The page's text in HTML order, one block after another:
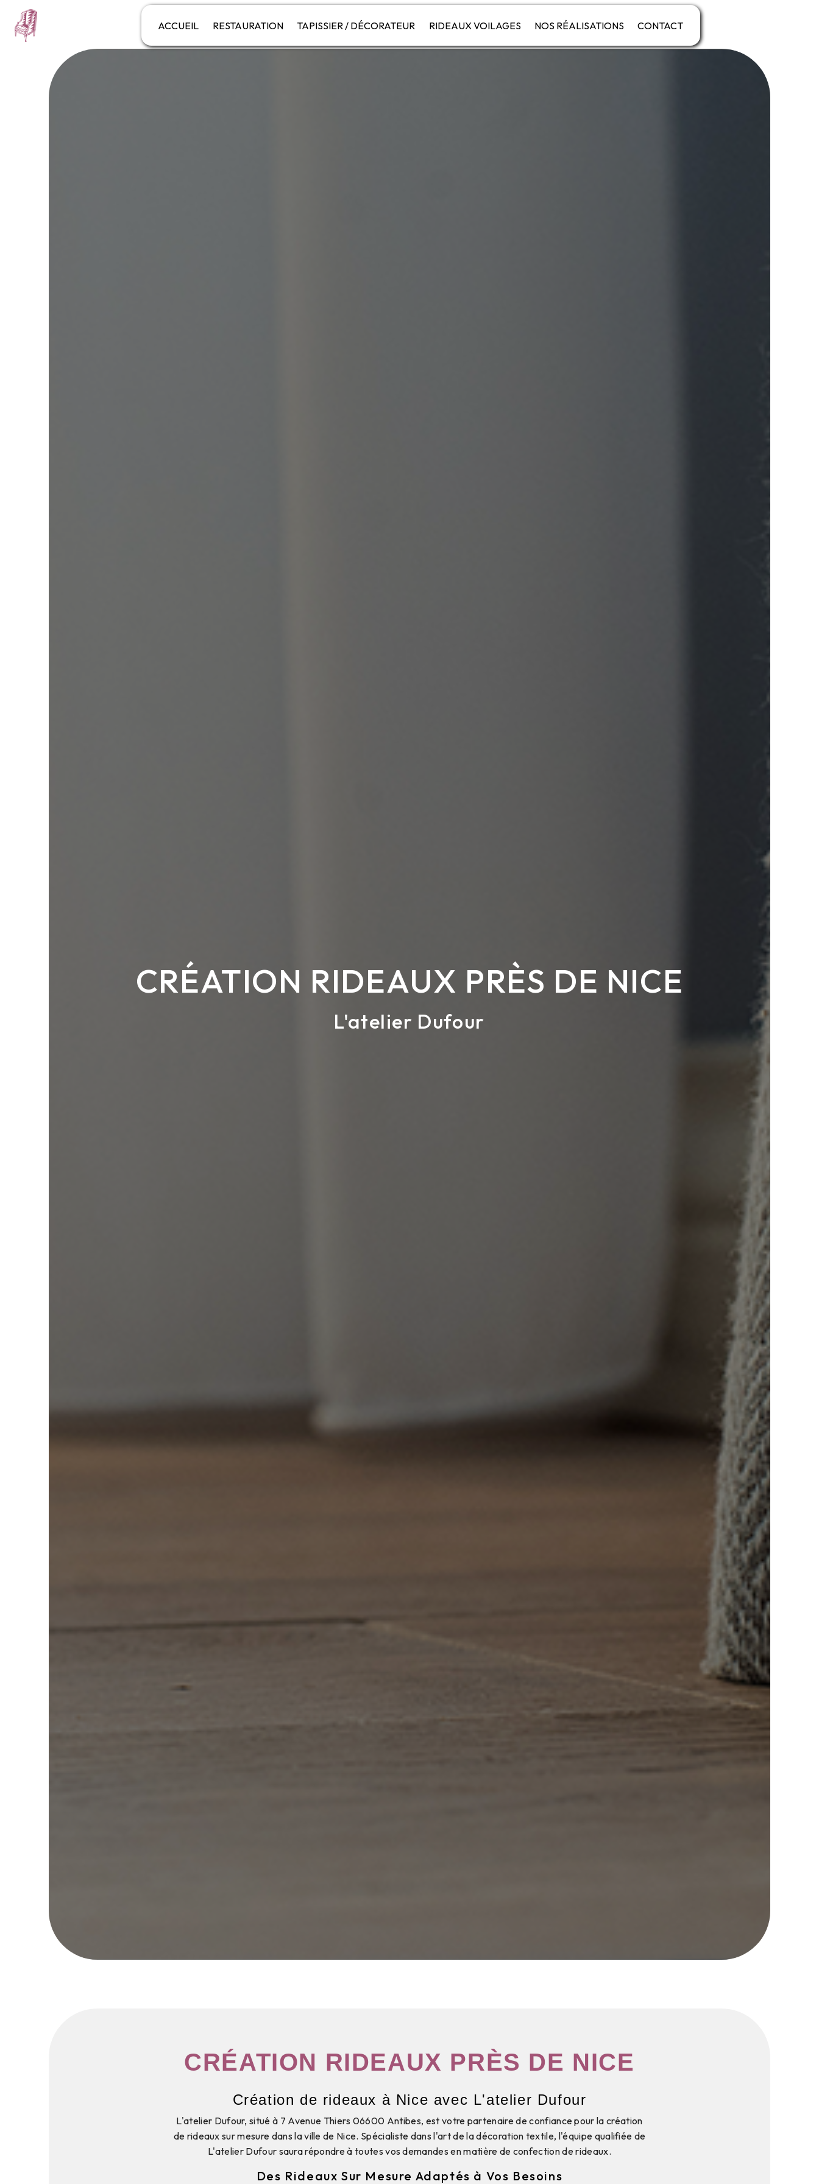
ACCUEIL RESTAURATION TAPISSIER / DÉCORATEUR RIDEAUX VOILAGES NOS RÉALISATIONS CONTACT
CRÉATION RIDEAUX PRÈS DE NICE
L'atelier Dufour
CRÉATION RIDEAUX PRÈS DE NICE
Création de rideaux à Nice avec L'atelier Dufour
L'atelier Dufour, situé à 7 Avenue Thiers 06600 Antibes, est votre partenaire de confiance pour la création
de rideaux sur mesure dans la ville de Nice. Spécialiste dans l'art de la décoration textile, l'équipe qualifiée de
L'atelier Dufour saura répondre à toutes vos demandes en matière de confection de rideaux.
Des Rideaux Sur Mesure Adaptés à Vos Besoins
Panneau de gestion des cookies